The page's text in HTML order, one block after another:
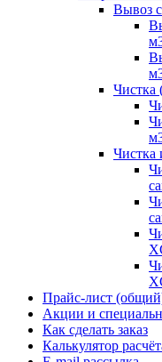
Вывоз
Чистка
Чистка
Прайс-лист
Акции и
Как сделать заказ
Калькулятор